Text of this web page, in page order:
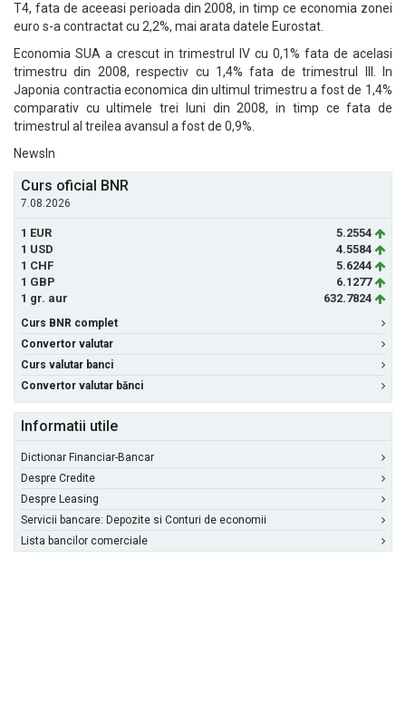
T4, fata de aceeasi perioada din 2008, in timp ce economia zonei
euro s-a contractat cu 2,2%, mai arata datele Eurostat.
Economia SUA a crescut in trimestrul IV cu 0,1% fata de acelasi
trimestru din 2008, respectiv cu 1,4% fata de trimestrul III. In
Japonia contractia economica din ultimul trimestru a fost de 1,4%
comparativ cu ultimele trei luni din 2008, in timp ce fata de
trimestrul al treilea avansul a fost de 0,9%.
NewsIn
Curs oficial BNR
7.08.2026
1 EUR
5.2554
1 USD
4.5584
1 CHF
5.6244
1 GBP
6.1277
1 gr. aur
632.7824
Curs BNR complet
Convertor valutar
Curs valutar banci
Convertor valutar bănci
Informatii utile
Dictionar Financiar-Bancar
Despre Credite
Despre Leasing
Servicii bancare: Depozite si Conturi de economii
Lista bancilor comerciale